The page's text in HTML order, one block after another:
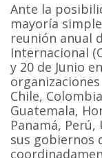
Ante la
mayoría
reunión anual
Internacional
y 20 de Junio
Chile,
Guatemala,
Panamá,
sus gobiernos